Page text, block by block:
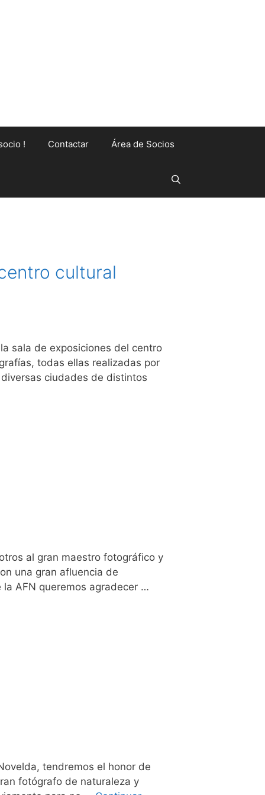
! Contactar Área de Socios
cultural
sala de exposiciones del centro
todas ellas realizadas por
ciudades de distintos
al gran maestro fotográfico y
una gran afluencia de
AFN queremos agradecer …
tendremos el honor de
fotógrafo de naturaleza y